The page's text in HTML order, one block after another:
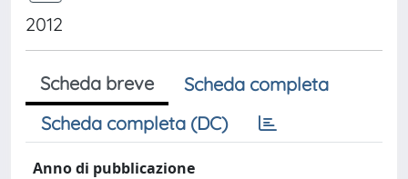
2012
Scheda breve
Scheda completa
Scheda completa (DC)
Anno di pubblicazione